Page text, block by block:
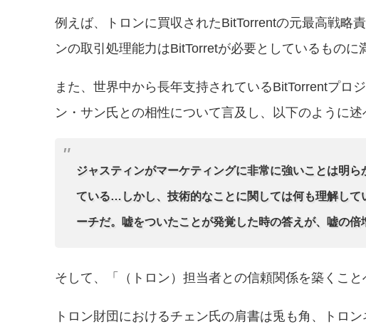
例えば、トロンに買収されたBitTorrentの元最高戦略
ンの取引処理能力はBitTorretが必要としているものに
また、世界中から長年支持されているBitTorrentプロ
ン・サン氏との相性について言及し、以下のように述
ジャスティンがマーケティングに非常に強いことは明
ている…しかし、技術的なことに関しては何も理解し
ーチだ。嘘をついたことが発覚した時の答えが、嘘の
そして、「（トロン）担当者との信頼関係を築くこ
トロン財団におけるチェン氏の肩書は兎も角、トロ